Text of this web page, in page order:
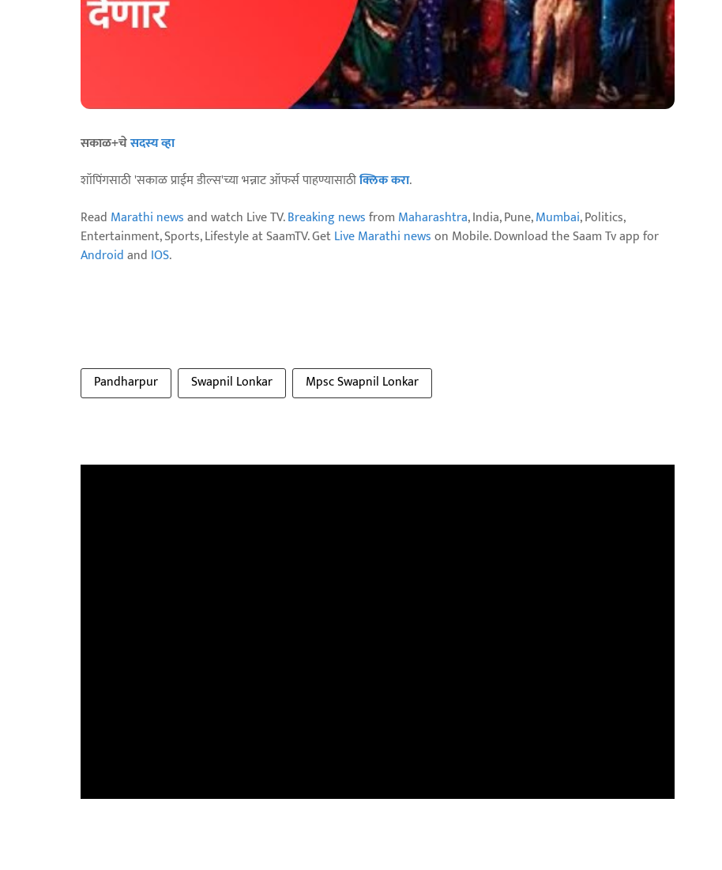
सकाळ+चेसदस्य व्हा
शॉपिंगसाठी 'सकाळ प्राईम डील्स'च्या भन्नाट ऑफर्स पाहण्यासाठीक्लिक करा.
Read Marathi newsand watch Live TV.Breaking newsfrom Maharashtra, India, Pune,Mumbai, Politics,
Entertainment, Sports, Lifestyle at SaamTV. GetLive Marathi newson Mobile. Download the Saam Tv app for
Androidand IOS.
Pandharpur Swapnil Lonkar Mpsc Swapnil Lonkar